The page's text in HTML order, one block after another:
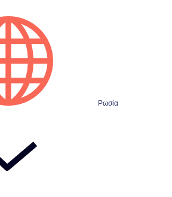
Ρωσία